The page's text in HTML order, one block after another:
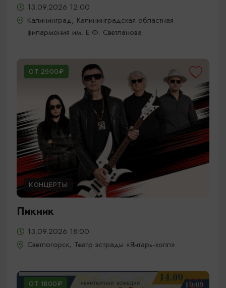
13.09.2026 12:00
Калининград, Калининградская областная
филармония им. Е.Ф. Светланова
ОТ 2900₽
КОНЦЕРТЫ
Пикник
13.09.2026 18:00
Светлогорск, Театр эстрады «Янтарь-холл»
ОТ 1800₽